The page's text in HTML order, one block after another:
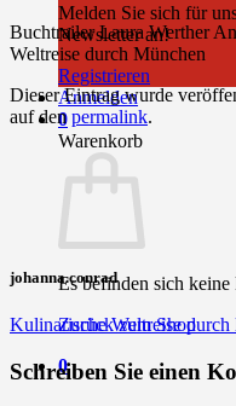
Melden Sie sich für
Newsletter an!
Registrieren
Anmelden
0
Warenkorb
Es befinden sich
Zurück zum Shop
0
Buchtrailer Laura Werther
Weltreise durch München
Dieser Eintrag wurde
auf denpermalink.
johanna.conrad
Kulinarische Weltreise
Schreiben Sie einen